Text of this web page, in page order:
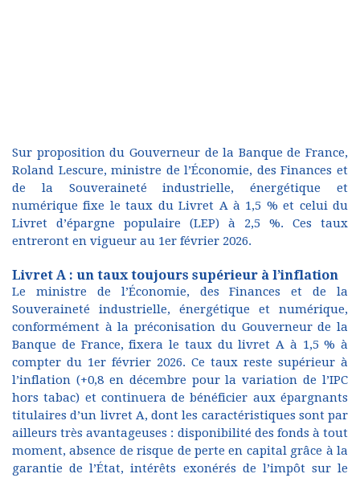
Sur proposition du Gouverneur de la Banque de France,
Roland Lescure, ministre de l’Économie, des Finances et
de la Souveraineté industrielle, énergétique et
numérique fixe le taux du Livret A à 1,5 % et celui du
Livret d’épargne populaire (LEP) à 2,5 %. Ces taux
entreront en vigueur au 1er février 2026.
Livret A : un taux toujours supérieur à l’inflation
Le ministre de l’Économie, des Finances et de la
Souveraineté industrielle, énergétique et numérique,
conformément à la préconisation du Gouverneur de la
Banque de France, fixera le taux du livret A à 1,5 % à
compter du 1er février 2026. Ce taux reste supérieur à
l’inflation (+0,8 en décembre pour la variation de l’IPC
hors tabac) et continuera de bénéficier aux épargnants
titulaires d’un livret A, dont les caractéristiques sont par
ailleurs très avantageuses : disponibilité des fonds à tout
moment, absence de risque de perte en capital grâce à la
garantie de l’État, intérêts exonérés de l’impôt sur le